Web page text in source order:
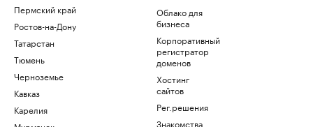
Пермский край
Ростов-на-Дону
Татарстан
Тюмень
Черноземье
Кавказ
Карелия
Облако для
бизнеса
Корпоративный
регистратор
доменов
Хостинг
сайтов
Рег.решения
Знакомства